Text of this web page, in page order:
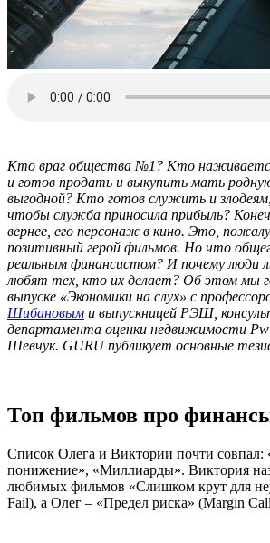
Кто враг общества №1? Кто
и готов продать и выкупить мать
выгодной? Кто готов служить и злодеям,
чтобы служба приносила прибыль?
вернее, его персонаж в кино. Это,
позитивный герой фильмов. Но что
реальным финансистом? И почему люди
любят тех, кто их делает? Об этом мы
выпуске «Экономики на слух» с
Шибановым и выпускницей РЭШ,
департамента оценки недвижимости
Шевчук. GURU публикует основные
Топ фильмов про
Список Олега и Виктории почти совпал:
понижение», «Миллиарды». Виктория
любимых фильмов «Слишком крут для
Fail), а Олег – «Предел риска» (Margin